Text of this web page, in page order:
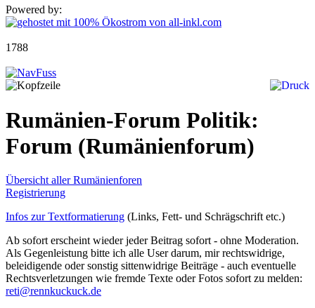
Powered by:
1788
Rumänien-Forum Politik:
Forum (Rumänienforum)
Übersicht aller Rumänienforen
Registrierung
Infos zur Textformatierung (Links, Fett- und Schrägschrift etc.)
Ab sofort erscheint wieder jeder Beitrag sofort - ohne Moderation.
Als Gegenleistung bitte ich alle User darum, mir rechtswidrige,
beleidigende oder sonstig sittenwidrige Beiträge - auch eventuelle
Rechtsverletzungen wie fremde Texte oder Fotos sofort zu melden:
reti@rennkuckuck.de